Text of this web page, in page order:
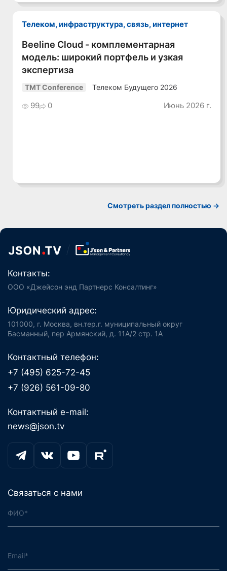
Телеком, инфраструктура, связь, интернет
Смотреть видео
Beeline Cloud - комплементарная
модель: широкий портфель и узкая
экспертиза
TMT Conference Телеком Будущего 2026
99 0 Июнь 2026 г.
Смотреть раздел полностью ->
Контакты:
ООО «Джейсон энд Партнерс Консалтинг»
Юридический адрес:
101000, г. Москва, вн.тер.г. муниципальный округ
Басманный, пер Армянский, д. 11А/2 стр. 1А
Контактный телефон:
+7 (495) 625-72-45
+7 (926) 561-09-80
Контактный e-mail:
news@json.tv
Связаться с нами